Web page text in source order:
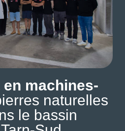
machines-
naturelles
le bassin